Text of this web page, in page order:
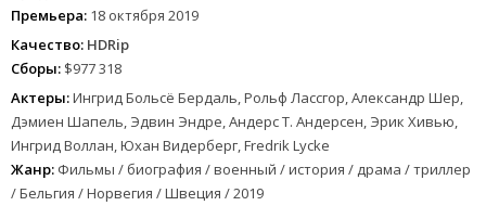
Премьера: 18 октября 2019
Качество: HDRip
Сборы: $977 318
Актеры:Ингрид Больсё Бердаль, Рольф Лассгор, Александр Шер,
Дэмиен Шапель, Эдвин Эндре, Андерс Т. Андерсен, Эрик Хивью,
Ингрид Воллан, Юхан Видерберг, Fredrik Lycke
Жанр: Фильмы / биография / военный / история / драма / триллер
/ Бельгия / Норвегия / Швеция / 2019